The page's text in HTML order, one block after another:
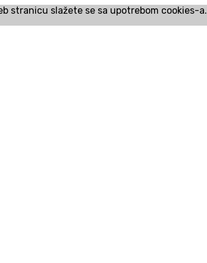
stranicu slažete se sa upotrebom cookies-a.